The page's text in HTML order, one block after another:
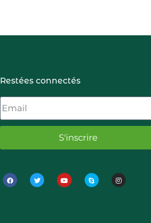
Restées connectés
S'inscrire